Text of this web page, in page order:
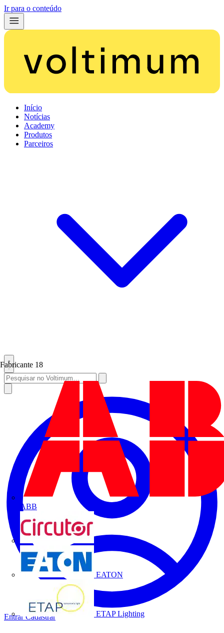
Ir para o conteúdo
Início
Notícias
Academy
Produtos
Parceiros
Fabricante 18
ABB
CIRCUTOR
EATON
ETAP Lighting
Entrar Cadastrar